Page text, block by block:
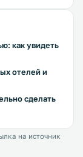
как увидеть
отелей и
сделать
на источник